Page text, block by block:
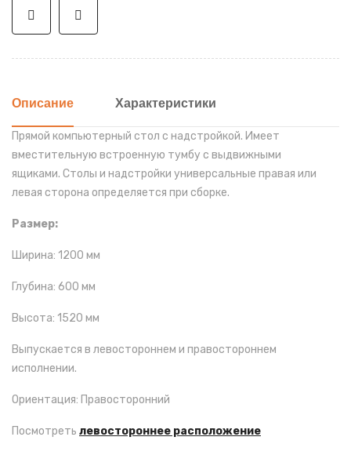
Описание Характеристики
Прямой компьютерный стол с надстройкой. Имеет
вместительную встроенную тумбу с выдвижными
ящиками. Столы и надстройки универсальные правая или
левая сторона определяется при сборке.
Размер:
Ширина: 1200 мм
Глубина: 600 мм
Высота: 1520 мм
Выпускается в левостороннем и правостороннем
исполнении.
Ориентация: Правосторонний
Посмотреть левостороннее расположение